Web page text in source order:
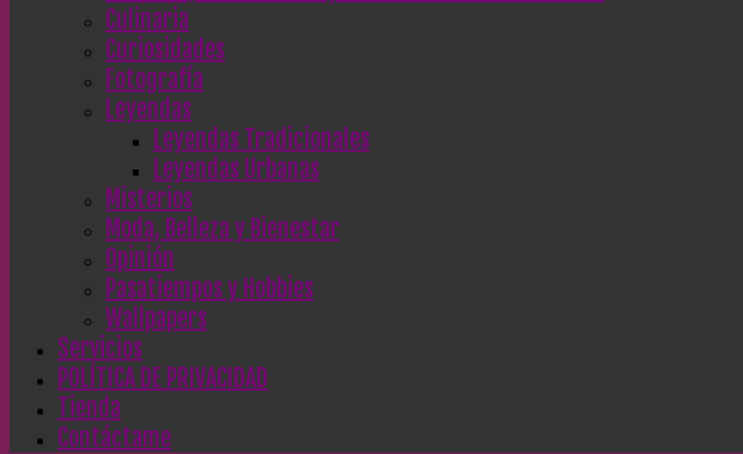
Culinaria
Curiosidades
Fotografía
Leyendas
Leyendas Tradicionales
Leyendas Urbanas
Misterios
Moda, Belleza y Bienestar
Opinión
Pasatiempos y Hobbies
Wallpapers
Servicios
POLÍTICA DE PRIVACIDAD
Tienda
Contáctame